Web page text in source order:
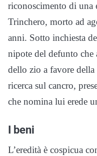
riconoscimento di una
Trinchero, morto ad
anni. Sotto inchiesta
nipote del defunto che
dello zio a favore della
ricerca sul cancro,
che nomina lui erede
I beni
L’eredità è cospicua